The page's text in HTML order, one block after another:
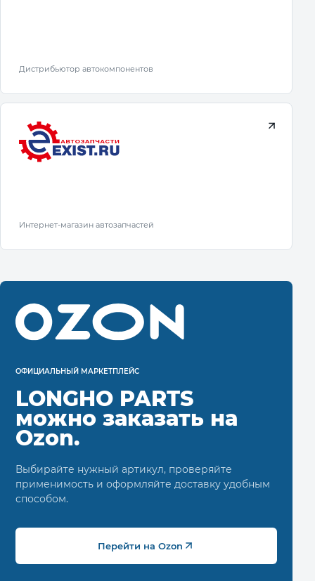
Дистрибьютор автокомпонентов
Интернет-магазин автозапчастей
ОФИЦИАЛЬНЫЙ МАРКЕТПЛЕЙС
LONGHO PARTS
можно заказать на
Ozon.
Выбирайте нужный артикул, проверяйте
применимость и оформляйте доставку удобным
способом.
Перейти на Ozon